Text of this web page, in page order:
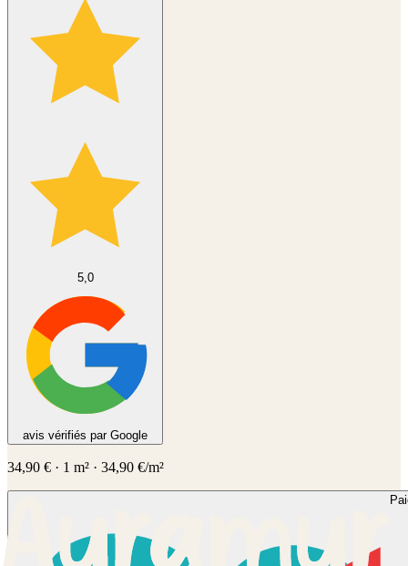
5,0
avis vérifiés par Google
34,90 € · 1 m² · 34,90 €/m²